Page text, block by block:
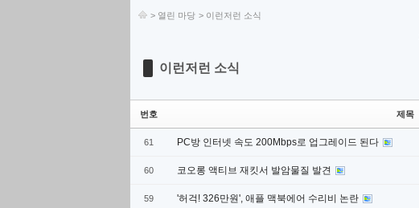
> 열린 마당 > 이런저런 소식
이런저런 소식
번호 제목
61 PC방 인터넷 속도 200Mbps로 업그레이드 된다
60 코오롱 액티브 재킷서 발암물질 발견
59 '허걱! 326만원', 애플 맥북에어 수리비 논란
Sketchbook5, 스케치북5
Sketchbook5, 스케치북5